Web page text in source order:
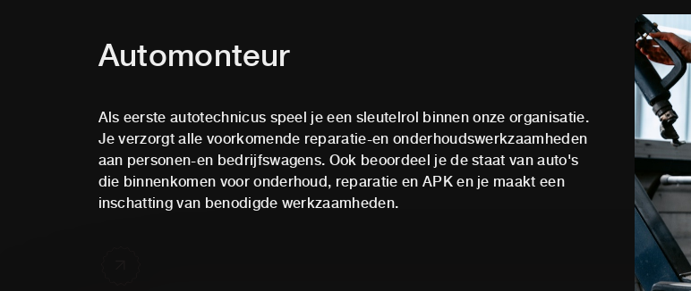
Automonteur
Als eerste autotechnicus speel je een sleutelrol binnen onze organisatie.
Je verzorgt alle voorkomende reparatie-en onderhoudswerkzaamheden
aan personen-en bedrijfswagens. Ook beoordeel je de staat van auto's
die binnenkomen voor onderhoud, reparatie en APK en je maakt een
inschatting van benodigde werkzaamheden.